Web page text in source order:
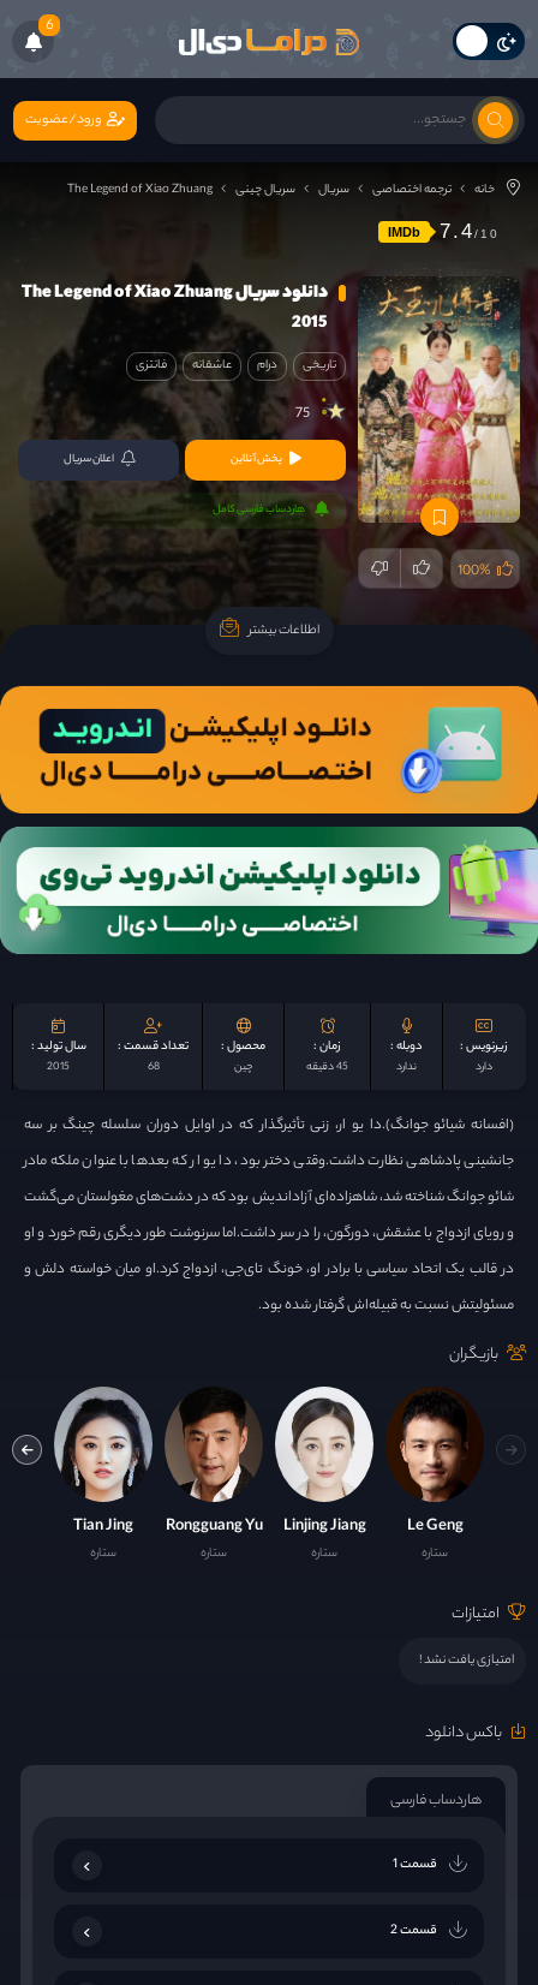
6
ورود/عضویت
خانه ترجمه اختصاصی سریال سریال چینی The Legend of Xiao Zhuang
IMDb 7.4
100%
دانلود سریال The Legend of Xiao Zhuang
2015
تاریخی درام عاشقانه فانتزی
75
پخش آنلاین اعلان سریال
هاردساب فارسی کامل
اطلاعات بیشتر
زیرنویس :
دارد
دوبله :
ندارد
زمان :
45 دقیقه
محصول :
چين
تعداد قسمت :
68
سال تولید :
2015
(افسانه شیائو جوانگ).دا یو ار، زنی تأثیرگذار که در اوایل دوران سلسله چینگ بر سه
جانشینی پادشاهی نظارت داشت.وقتی دختر بود، دا یو ار که بعدها با عنوان ملکه‌ مادر
شائو جوانگ شناخته شد، شاهزاده‌ای آزاداندیش بود که در دشت‌های مغولستان می‌گشت
و رویای ازدواج با عشقش، دورگون، را در سر داشت.اما سرنوشت طور دیگری رقم خورد و او
در قالب یک اتحاد سیاسی با برادر او، خونگ تای‌جی، ازدواج کرد.او میان خواسته دلش و
مسئولیتش نسبت به قبیله‌اش گرفتار شده بود.
بازیگران
Le Geng
ستاره
Linjing Jiang
ستاره
Rongguang Yu
ستاره
Tian Jing
ستاره
امتیازات
امتیازی یافت نشد !
باکس دانلود
هاردساب فارسی
قسمت 1
قسمت 2